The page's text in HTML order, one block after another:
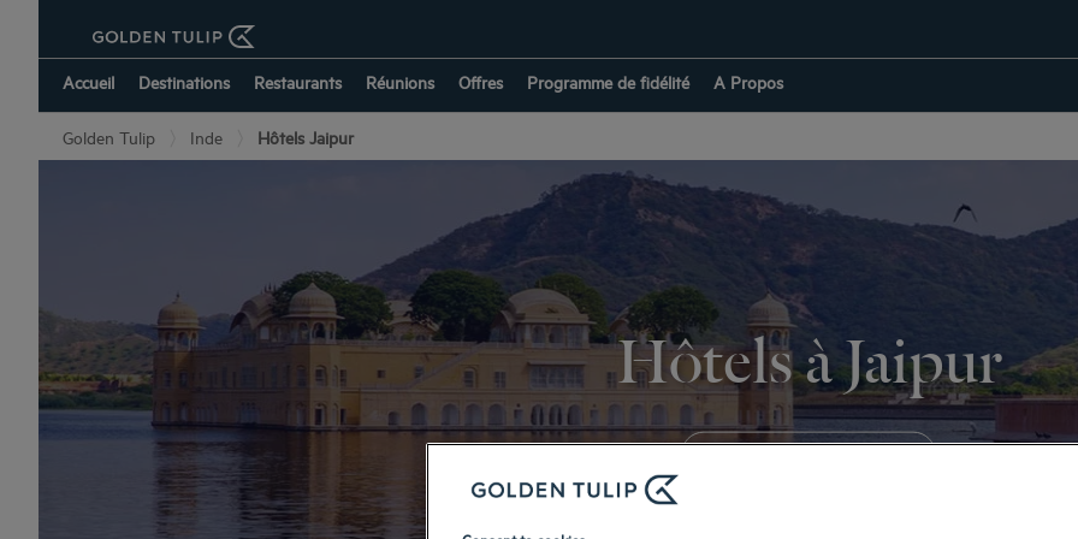
Accueil Destinations Restaurants Réunions Offres Programme de fidélité A Propos
Golden Tulip Inde Hôtels Jaipur
Hôtels à Jaipur